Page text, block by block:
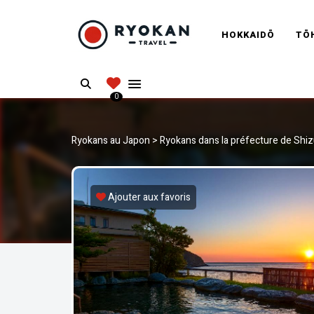
HOKKAIDŌ
Search
0
Ryokans au Japon >Ryokans dans la préfecture de
Ajouter aux favoris